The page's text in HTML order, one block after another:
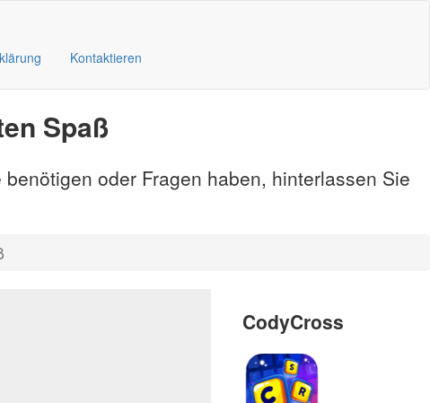
Kontaktieren
Spaß
oder Fragen haben, hinterlassen Sie
CodyCross